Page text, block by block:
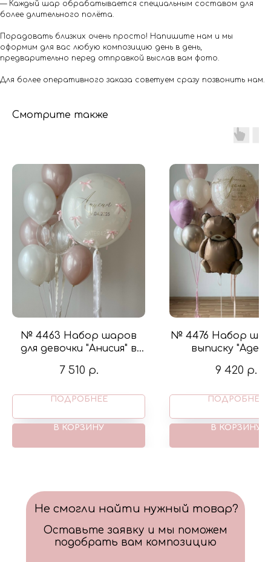
— Каждый шар обрабатывается специальным составом для
более длительного полёта.
Порадовать близких очень просто! Напишите нам и мы
оформим для вас любую композицию день в день,
предварительно перед отправкой выслав вам фото.
Для более оперативного заказа советуем сразу позвонить нам.
Смотрите также
№ 4463 Набор шаров
для девочки "Анисия" в
7 510 р.
ПОДРОБНЕЕ
В КОРЗИНУ
№ 4476 Набор
выписку
цвете розовый,
9 420 р.
ПОДРОБНЕЕ
В КОРЗИНУ
Не смогли найти нужный товар?
Оставьте заявку и мы поможем
подобрать вам композицию